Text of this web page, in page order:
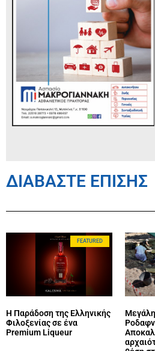
ΔΙΑΒΑΣΤΕ ΕΠΙΣΗΣ
FEATURED
Η Παράδοση της Ελληνικής
Φιλοξενίας σε ένα
Premium Liqueur